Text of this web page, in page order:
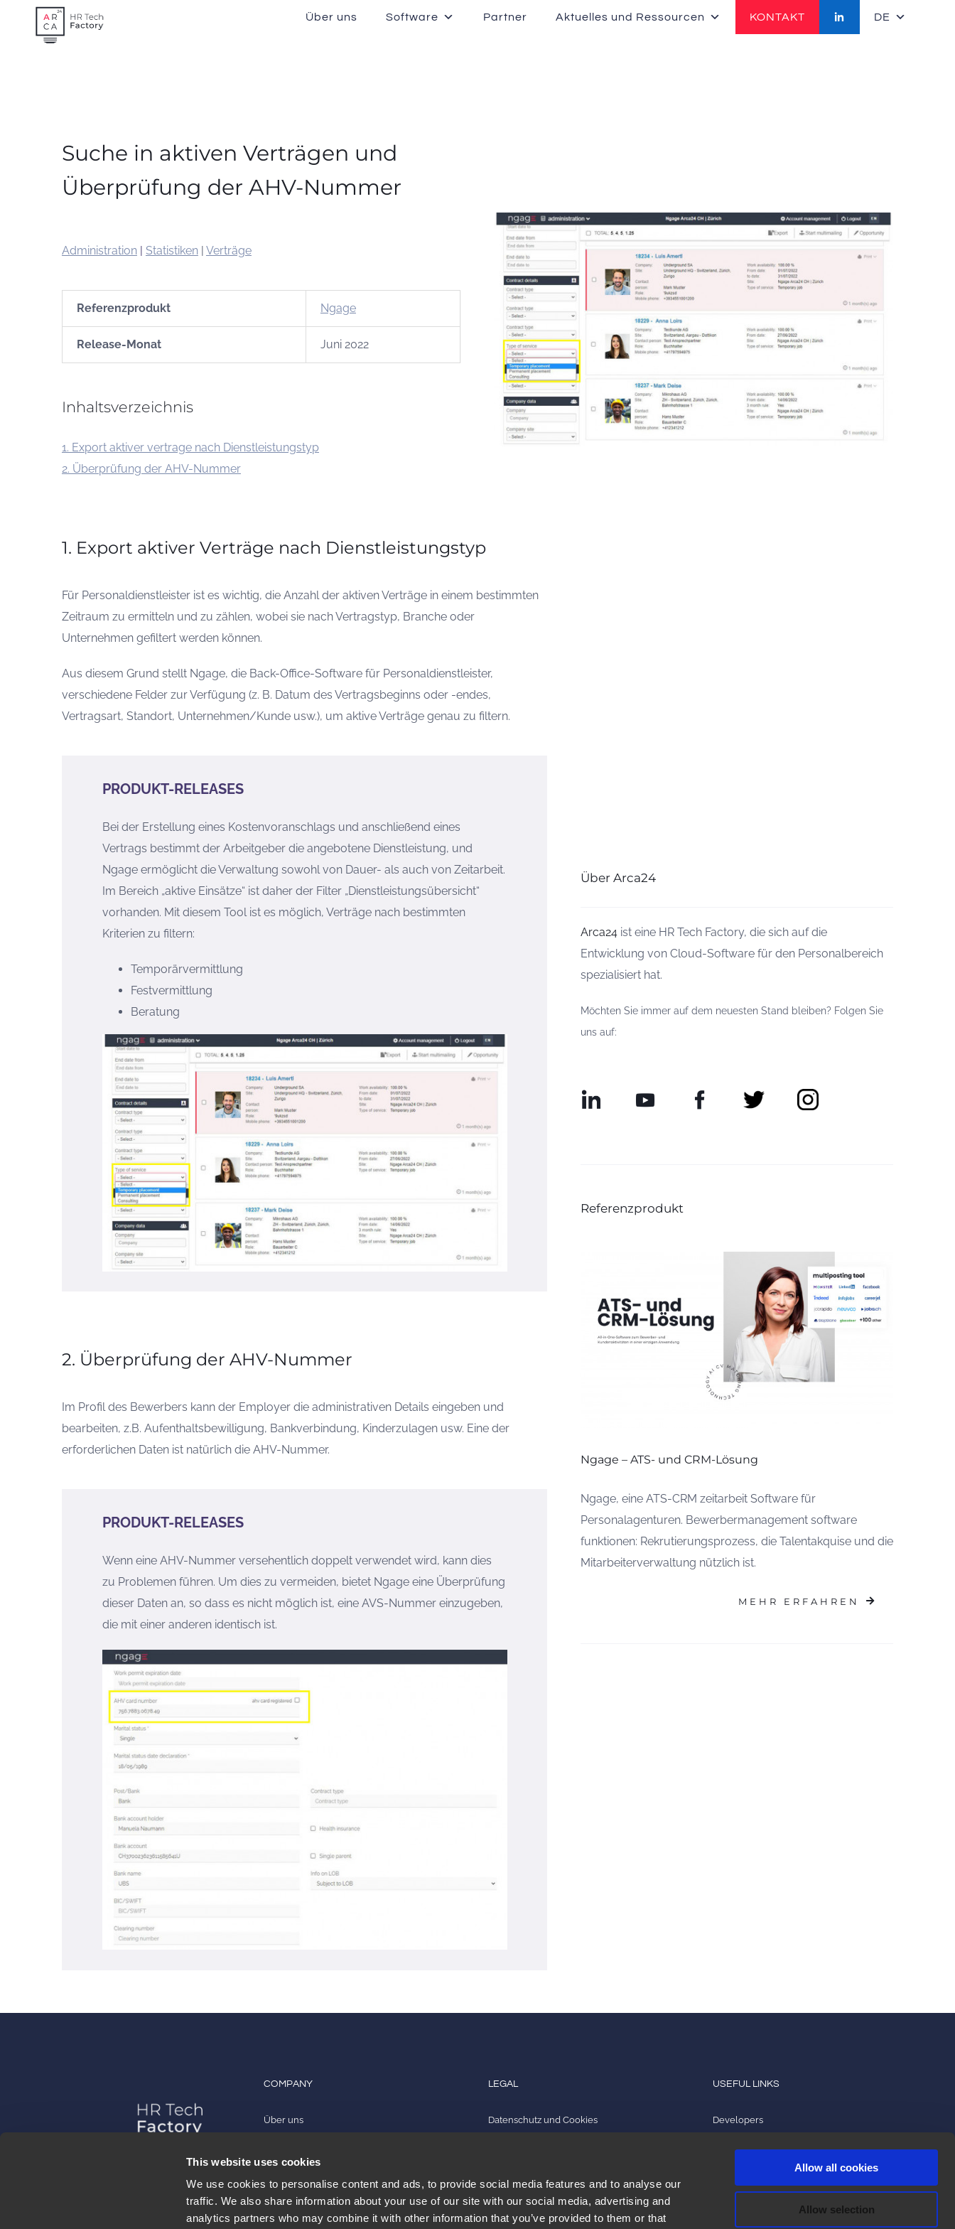
This website uses cookies
We use cookies to personalise content and ads, to provide social media features and to analyse our
traffic. We also share information about your use of our site with our social media, advertising and
analytics partners who may combine it with other information that you’ve provided to them or that
Allow all cookies
Allow selection
Über uns Software Partner Aktuelles und Ressourcen KONTAKT DE
Suche in aktiven Verträgen und
Überprüfung der AHV-Nummer
Administration| Statistiken| Verträge
Referenzprodukt Ngage
Release-Monat Juni 2022
Inhaltsverzeichnis
1. Export aktiver vertrage nach Dienstleistungstyp
2. Überprüfung der AHV-Nummer
1. Export aktiver Verträge nach Dienstleistungstyp
Für Personaldienstleister ist es wichtig, die Anzahl der aktiven Verträge in einem bestimmten
Zeitraum zu ermitteln und zu zählen, wobei sie nach Vertragstyp, Branche oder
Unternehmen gefiltert werden können.
Aus diesem Grund stellt Ngage, die Back-Office-Software für Personaldienstleister,
verschiedene Felder zur Verfügung (z. B. Datum des Vertragsbeginns oder -endes,
Vertragsart, Standort, Unternehmen/Kunde usw.), um aktive Verträge genau zu filtern.
PRODUKT-RELEASES
Bei der Erstellung eines Kostenvoranschlags und anschließend eines
Vertrags bestimmt der Arbeitgeber die angebotene Dienstleistung, und
Ngage ermöglicht die Verwaltung sowohl von Dauer- als auch von Zeitarbeit.
Im Bereich „aktive Einsätze“ ist daher der Filter „Dienstleistungsübersicht“
vorhanden. Mit diesem Tool ist es möglich, Verträge nach bestimmten
Kriterien zu filtern:
Temporärvermittlung
Festvermittlung
Beratung
2. Überprüfung der AHV-Nummer
Im Profil des Bewerbers kann der Employer die administrativen Details eingeben und
bearbeiten, z.B. Aufenthaltsbewilligung, Bankverbindung, Kinderzulagen usw. Eine der
erforderlichen Daten ist natürlich die AHV-Nummer.
PRODUKT-RELEASES
Wenn eine AHV-Nummer versehentlich doppelt verwendet wird, kann dies
zu Problemen führen. Um dies zu vermeiden, bietet Ngage eine Überprüfung
dieser Daten an, so dass es nicht möglich ist, eine AVS-Nummer einzugeben,
die mit einer anderen identisch ist.
Über Arca24
Arca24 ist eine HR Tech Factory, die sich auf die
Entwicklung von Cloud-Software für den Personalbereich
spezialisiert hat.
Möchten Sie immer auf dem neuesten Stand bleiben? Folgen Sie
uns auf:
Referenzprodukt
Ngage – ATS- und CRM-Lösung
Ngage, eine ATS-CRM zeitarbeit Software für
Personalagenturen. Bewerbermanagement software
funktionen: Rekrutierungsprozess, die Talentakquise und die
Mitarbeiterverwaltung nützlich ist.
MEHR ERFAHREN
Arca24 ist eine HR Tech Factory, spezialisiert
COMPANY
Über uns
FOLLOW US!
LEGAL
Datenschutz und Cookies
USEFUL LINKS
Developers